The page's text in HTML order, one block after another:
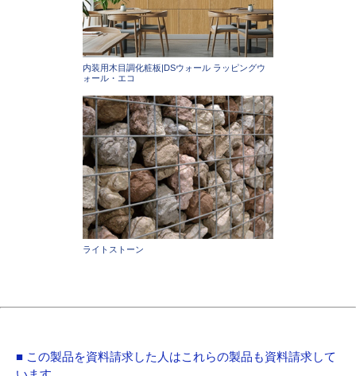
内装用木目調化粧板|DSウォール ラッピングウ
ォール・エコ
ライトストーン
■ この製品を資料請求した人はこれらの製品も資料請求して